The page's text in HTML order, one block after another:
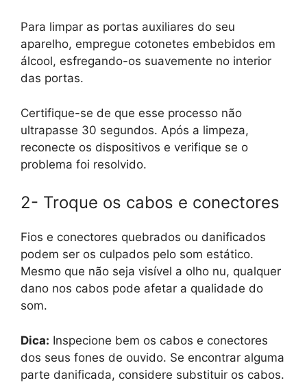
Para limpar as portas auxiliares do seu
aparelho, empregue cotonetes embebidos em
álcool, esfregando-os suavemente no interior
das portas.
Certifique-se de que esse processo não
ultrapasse 30 segundos. Após a limpeza,
reconecte os dispositivos e verifique se o
problema foi resolvido.
2- Troque os cabos e conectores
Fios e conectores quebrados ou danificados
podem ser os culpados pelo som estático.
Mesmo que não seja visível a olho nu, qualquer
dano nos cabos pode afetar a qualidade do
som.
Dica: Inspecione bem os cabos e conectores
dos seus fones de ouvido. Se encontrar alguma
parte danificada, considere substituir os cabos.